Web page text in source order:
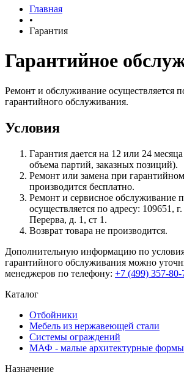
Главная
•
Гарантия
Гарантийное
Ремонт и обслуживание осуществляется
гарантийного обслуживания.
Условия
Гарантия дается на 12 или 24
объема партий, заказных позиций).
Ремонт или замена при
производится бесплатно.
Ремонт и сервисное обслуживание
осуществляется по адресу: 109651,
Перерва, д. 1, ст 1.
Возврат товара не производится.
Дополнительную информацию по
гарантийного обслуживания можно
менеджеров по телефону: +7 (499) 357-80-
Каталог
Отбойники
Мебель из нержавеющей стали
Системы ограждений
МАФ - малые архитектурные формы
Назначение